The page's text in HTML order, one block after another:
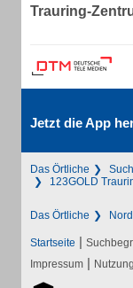
Trauring-
Jetzt die App
Das Örtliche
123GOLD
Das Örtliche
Startseite |
Impressum |